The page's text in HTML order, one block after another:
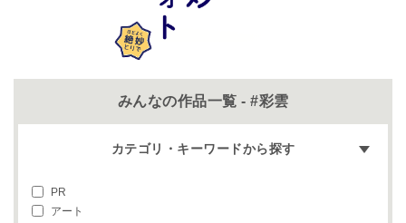
みんなの作品一覧 - #彩雲
カテゴリ・キーワードから探す
PR
アート